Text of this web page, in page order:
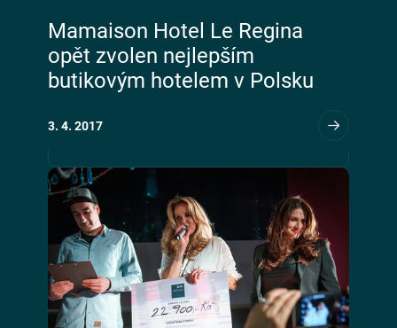
Mamaison Hotel Le Regina
opět zvolen nejlepším
butikovým hotelem v Polsku
3. 4. 2017